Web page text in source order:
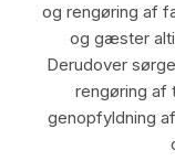
og rengøring af
og gæster
Derudover
rengøring af
genopfyldning